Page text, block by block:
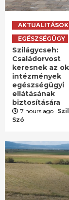
AKTUALITÁSOK
EGÉSZSÉGÜGY
Szilágycseh:
Családorvost
keresnek az
intézmények
egészségügyi
ellátásának
biztosítására
7 hours ago
Szó